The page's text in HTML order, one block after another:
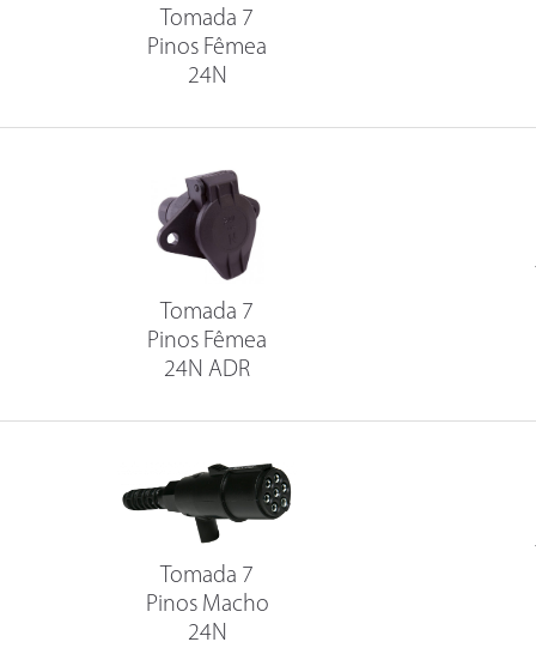
Tomada 7
Pinos Fêmea
24N
Tomada 7
Pinos Fêmea
24N ADR
Tomada 7
Pinos Macho
24N